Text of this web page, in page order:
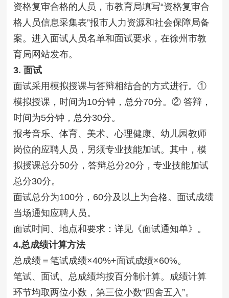
资格复审合格的人员，市教育局填写“资格复审合
格人员信息采集表”报市人力资源和社会保障局备
案。进入面试人员名单和面试要求，在徐州市教
育局网站发布。
3. 面试
面试采用模拟授课与答辩相结合的方式进行。①
模拟授课，时间为10分钟，总分70分。② 答辩，
时间为5分钟，总分30分。
报考音乐、体育、美术、心理健康、幼儿园教师
岗位的应聘人员，另须专业技能加试。其中，模
拟授课总分50分，答辩总分20分，专业技能加试
总分30分。
面试总分为100分，60分及以上为合格。面试成绩
当场通知应聘人员。
面试时间、地点和要求：详见《面试通知单》。
4.总成绩计算方法
总成绩＝笔试成绩×40%+面试成绩×60%。
笔试、面试、总成绩均按百分制计算。成绩计算
环节均取两位小数，第三位小数“四舍五入”。